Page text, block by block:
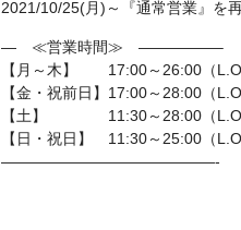
2021/10/25(月)～『通常営業』を
— ≪営業時間≫ —————–
【月～木】 17:00～26:00（
【金・祝前日】17:00～28:00（
【土】 11:30～28:00（
【日・祝日】 11:30～25:00（
——————————————-